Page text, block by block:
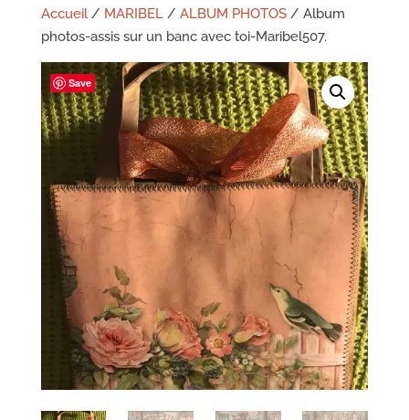
Accueil/ MARIBEL/ ALBUM PHOTOS/ Album
photos-assis sur un banc avec toi-Maribel507.
Save